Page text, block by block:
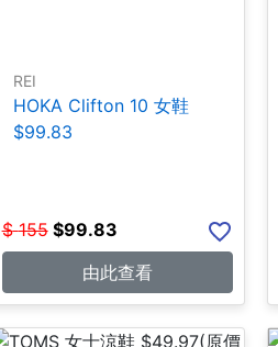
REI
HOKA Clifton 10 女鞋
$99.83
$ 155 $99.83
由此查看